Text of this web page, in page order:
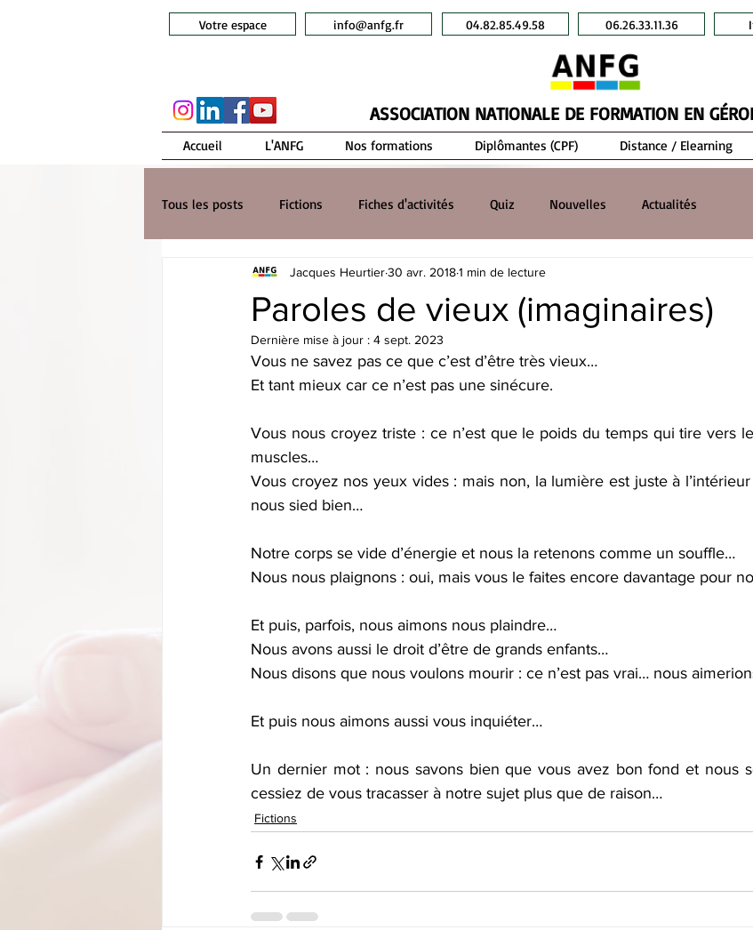
Votre espace info@anfg.fr 04.82.85.49.58 06.26.33.11.36
ASSOCIATION NATIONALE DE FORMATION EN
Accueil L'ANFG Nos formations Diplômantes (CPF) Distance / Elearning
Tous les posts Fictions Fiches d'activités Quiz Nouvelles Actualités
Paroles de vieux (imaginaires)
Jacques Heurtier30 avr. 20181 min de lecture
Dernière mise à jour : 4 sept. 2023
Vous ne savez pas ce que c’est d’être très vieux…
Et tant mieux car ce n’est pas une sinécure.
Vous nous croyez triste : ce n’est que le poids du temps qui tire vers
muscles…
Vous croyez nos yeux vides : mais non, la lumière est juste à
nous sied bien…
Notre corps se vide d’énergie et nous la retenons comme un souffle…
Nous nous plaignons : oui, mais vous le faites encore davantage pour
Et puis, parfois, nous aimons nous plaindre…
Nous avons aussi le droit d’être de grands enfants…
Nous disons que nous voulons mourir : ce n’est pas vrai… nous
Et puis nous aimons aussi vous inquiéter…
Un dernier mot : nous savons bien que vous avez bon fond et nous
cessiez de vous tracasser à notre sujet plus que de raison…
Fictions